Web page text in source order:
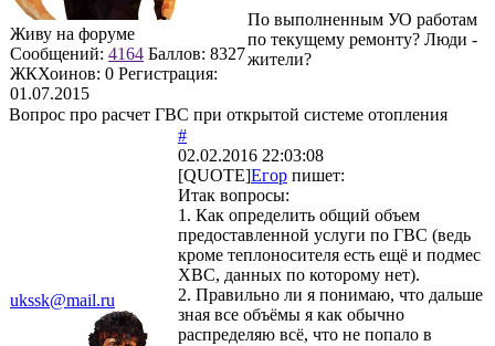
Живу на форуме
Сообщений: 4164 Баллов: 8327
ЖКХоинов: 0 Регистрация:
01.07.2015
По выполненным УО работам
по текущему ремонту? Люди -
жители?
Вопрос про расчет ГВС при открытой системе отопления
ukssk@mail.ru
#
02.02.2016 22:03:08
[QUOTE]Егор пишет:
Итак вопросы:
1. Как определить общий объем
предоставленной услуги по ГВС (ведь
кроме теплоносителя есть ещё и подмес
ХВС, данных по которому нет).
2. Правильно ли я понимаю, что дальше
зная все объёмы я как обычно
распределяю всё, что не попало в